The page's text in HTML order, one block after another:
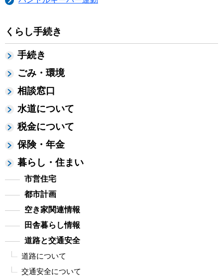
くらし手続き
手続き
ごみ・環境
相談窓口
水道について
税金について
保険・年金
暮らし・住まい
市営住宅
都市計画
空き家関連情報
田舎暮らし情報
道路と交通安全
道路について
交通安全について